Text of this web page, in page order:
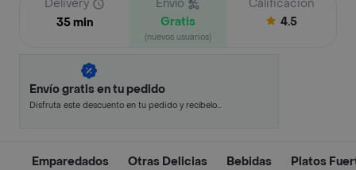
Delivery
35 min
Envío
Gratis
(nuevos usuarios)
Calificación
4.5
Envío gratis en tu pedido
Disfruta este descuento en tu pedido y recíbelo
Emparedados Otras Delicias Bebidas Platos